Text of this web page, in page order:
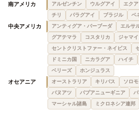
南アメリカ アルゼンチン ウルグアイ エク
チリ
パラグアイ ブラジル ベ
中央アメリカ アンティグア・バーブーダ エルサ
グアテマラ
コスタリカ
ジャマイ
セントクリストファー・ネイビス
ドミニカ国
ニカラグア ハイチ
ベリーズ
ホンジュラス
オセアニア オーストラリア キリバス ソロ
バヌアツ
パプアニューギニア
マーシャル諸島
ミクロネシア連邦